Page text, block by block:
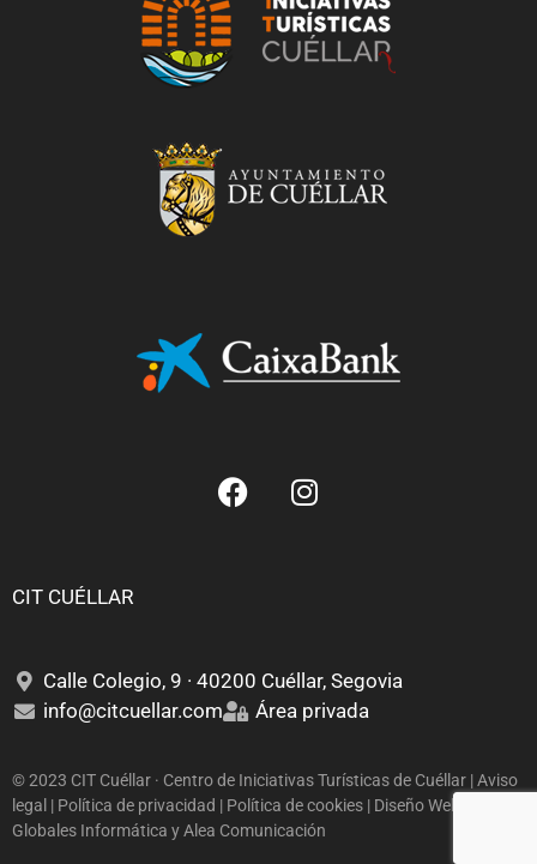
CIT CUÉLLAR
Calle Colegio, 9 · 40200 Cuéllar, Segovia
info@citcuellar.com
Área privada
© 2023 CIT Cuéllar · Centro de Iniciativas Turísticas de Cuéllar | Aviso
legal | Política de privacidad | Política de cookies | Diseño Web:
Globales Informática yAlea Comunicación